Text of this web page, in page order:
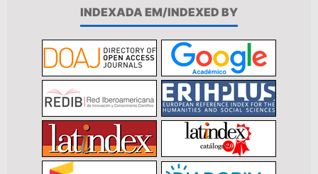
INDEXADA EM/INDEXED BY